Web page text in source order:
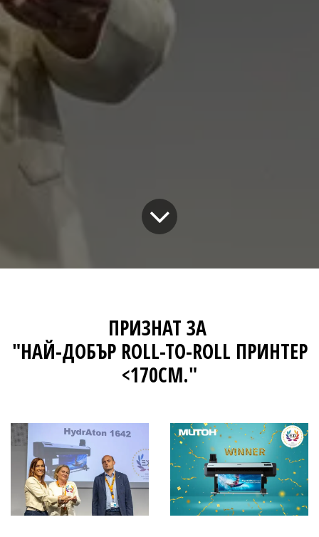
ПРИЗНАТ ЗА
"НАЙ-ДОБЪР ROLL-TO-ROLL ПРИНТЕР
<170СМ."